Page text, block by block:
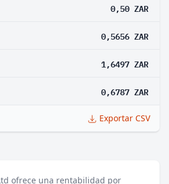
0,50 ZAR
0,5656 ZAR
1,6497 ZAR
0,6787 ZAR
Exportar CSV
ofrece una rentabilidad por